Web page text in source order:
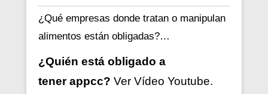
¿Qué empresas donde tratan o manipulan
alimentos están obligadas?…
¿Quién está obligado a
tenerappcc? Ver Vídeo Youtube.